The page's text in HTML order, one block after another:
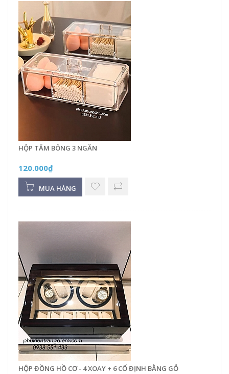
HỘP TĂM BÔNG 3 NGĂN
120.000₫
MUA HÀNG
HỘP ĐỒNG HỒ CƠ - 4 XOAY + 6 CỐ ĐỊNH BẰNG GỖ